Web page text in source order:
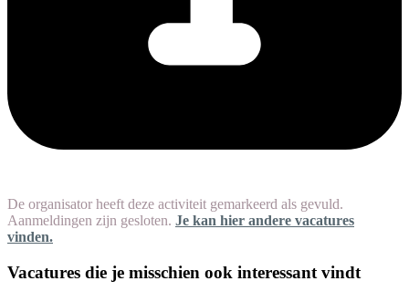
De organisator heeft deze activiteit gemarkeerd als gevuld.
Aanmeldingen zijn gesloten. Je kan hier andere vacatures
vinden.
Vacatures die je misschien ook interessant vindt